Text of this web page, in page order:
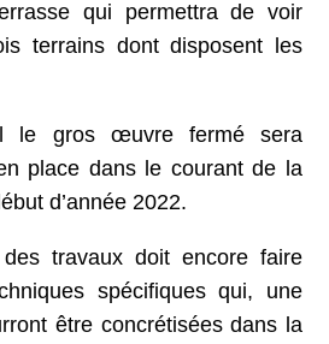
qui permettra de voir
terrains dont disposent les
le gros œuvre fermé sera
place dans le courant de la
d’année 2022.
travaux doit encore faire
spécifiques qui, une
être concrétisées dans la